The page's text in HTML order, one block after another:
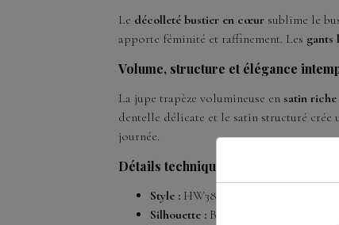
Le décolleté bustier en cœur sublime le
apporte féminité et raffinement. Les gants
Volume, structure et élégance
La jupe trapèze volumineuse en satin riche
dentelle délicate et le satin structuré
journée.
Détails techniques
Style : HW3821
Silhouette : Ball Gown / robe de bal